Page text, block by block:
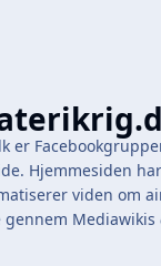
er
Hjemmesiden
viden om
Mediawikis